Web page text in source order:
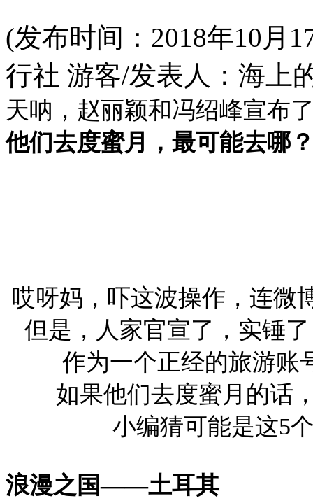
(发布时间：2018年10月
行社 游客/发表人：海上
天呐，赵丽颖和冯绍峰宣布
他们去度蜜月，最可能去哪
哎呀妈，吓这波操作，连微
但是，人家官宣了，实锤
作为一个正经的旅游账
如果他们去度蜜月的话，
小编猜可能是这5个
浪漫之国——土耳其